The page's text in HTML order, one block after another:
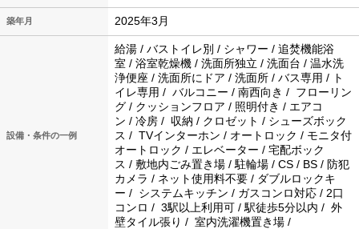
築年月 2025年3月
設備・条件の一例
給湯 / バストイレ別 / シャワー / 追焚機能浴
室 / 浴室乾燥機 / 洗面所独立 / 洗面台 / 温水洗
浄便座 / 洗面所にドア / 洗面所 / バス専用 / ト
イレ専用 / バルコニー / 南西向き / フローリン
グ / クッションフロア / 照明付き / エアコ
ン / 冷房 / 収納 / クロゼット / シューズボック
ス / TVインターホン / オートロック / モニタ付
オートロック / エレベーター / 宅配ボック
ス / 敷地内ごみ置き場 / 駐輪場 / CS / BS / 防犯
カメラ / ネット使用料不要 / ダブルロックキ
ー / システムキッチン / ガスコンロ対応 / 2口
コンロ / 3駅以上利用可 / 駅徒歩5分以内 / 外
壁タイル張り / 室内洗濯機置き場 /